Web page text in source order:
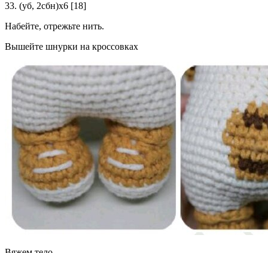
33. (уб, 2сбн)х6 [18]
Набейте, отрежьте нить.
Вышейте шнурки на кроссовках